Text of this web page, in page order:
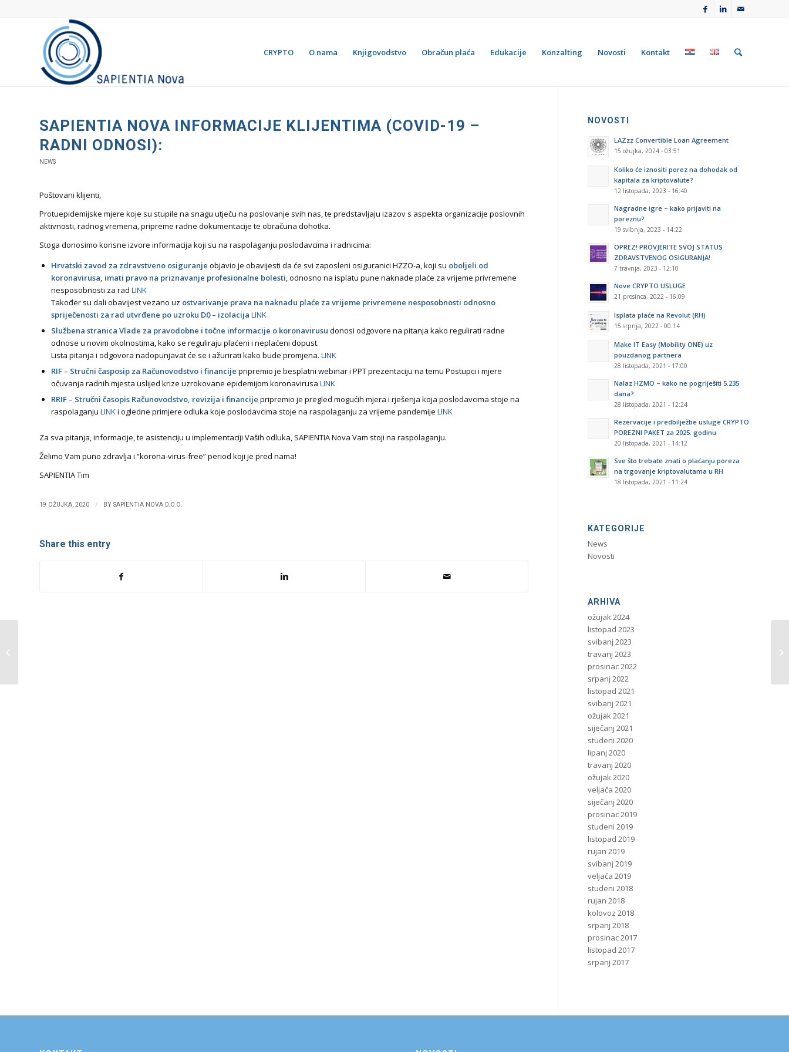
CRYPTO O nama Knjigovodstvo Obračun plaća Edukacije Konzalting Novosti Kontakt
SAPIENTIA NOVA INFORMACIJE KLIJENTIMA (COVID-19 –
RADNI ODNOSI):
NEWS
Poštovani klijenti,
Protuepidemijske mjere koje su stupile na snagu utječu na poslovanje svih nas, te predstavljaju izazov s aspekta organizacije poslovnih
aktivnosti, radnog vremena, pripreme radne dokumentacije te obračuna dohotka.
Stoga donosimo korisne izvore informacija koji su na raspolaganju poslodavcima i radnicima:
Hrvatski zavod za zdravstveno osiguranje objavio je obavijesti da će svi zaposleni osiguranici HZZO-a, koji su oboljeli od
koronavirusa, imati pravo na priznavanje profesionalne bolesti, odnosno na isplatu pune naknade plaće za vrijeme privremene
nesposobnosti za rad LINK
Također su dali obavijest vezano uz ostvarivanje prava na naknadu plaće za vrijeme privremene nesposobnosti odnosno
spriječenosti za rad utvrđene po uzroku D0 – izolacija LINK
Službena stranica Vlade za pravodobne i točne informacije o koronavirusu donosi odgovore na pitanja kako regulirati radne
odnose u novim okolnostima, kako se reguliraju plaćeni i neplaćeni dopust.
Lista pitanja i odgovora nadopunjavat će se i ažurirati kako bude promjena. LINK
RIF – Stručni časposip za Računovodstvo i financije pripremio je besplatni webinar i PPT prezentaciju na temu Postupci i mjere
očuvanja radnih mjesta uslijed krize uzrokovane epidemijom koronavirusa LINK
RRIF – Stručni časopis Računovodstvo, revizija i financije pripremio je pregled mogućih mjera i rješenja koja poslodavcima stoje na
raspolaganju LINKi ogledne primjere odluka koje poslodavcima stoje na raspolaganju za vrijeme pandemije LINK
Za sva pitanja, informacije, te asistenciju u implementaciji Vaših odluka, SAPIENTIA Nova Vam stoji na raspolaganju.
​​Želimo Vam puno zdravlja i “korona-virus-free” period koji je pred nama!
SAPIENTIA Tim
19 OŽUJKA, 2020 / BY SAPIENTIA NOVA D.O.O.
Share this entry
NOVOSTI
LAZzz Convertible Loan Agreement
15 ožujka, 2024 - 03:51
Koliko će iznositi porez na dohodak od
kapitala za kriptovalute?
12 listopada, 2023 - 16:40
Nagradne igre – kako prijaviti na
poreznu?
19 svibnja, 2023 - 14:22
OPREZ! PROVJERITE SVOJ STATUS
ZDRAVSTVENOG OSIGURANJA!
7 travnja, 2023 - 12:10
Nove CRYPTO USLUGE
21 prosinca, 2022 - 16:09
Isplata plaće na Revolut (RH)
15 srpnja, 2022 - 00:14
Make IT Easy (Mobility ONE) uz
pouzdanog partnera
28 listopada, 2021 - 17:00
Nalaz HZMO – kako ne pogriješiti 5.235
dana?
28 listopada, 2021 - 12:24
Rezervacije i predbilježbe usluge CRYPTO
POREZNI PAKET za 2025. godinu
20 listopada, 2021 - 14:12
Sve što trebate znati o plaćanju poreza
na trgovanje kriptovalutama u RH
18 listopada, 2021 - 11:24
KATEGORIJE
News
Novosti
ARHIVA
ožujak 2024
listopad 2023
svibanj 2023
travanj 2023
prosinac 2022
srpanj 2022
listopad 2021
svibanj 2021
ožujak 2021
siječanj 2021
studeni 2020
lipanj 2020
travanj 2020
ožujak 2020
veljača 2020
siječanj 2020
prosinac 2019
studeni 2019
listopad 2019
rujan 2019
svibanj 2019
veljača 2019
studeni 2018
rujan 2018
kolovoz 2018
srpanj 2018
prosinac 2017
listopad 2017
srpanj 2017